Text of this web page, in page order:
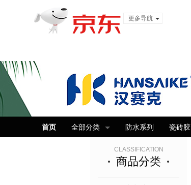
更多导航
首页 全部分类 防水系列 瓷砖胶
CLASSIFICATION
商品分类